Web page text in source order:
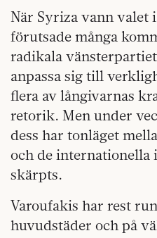
När Syriza vann valet
förutsade många
radikala
anpassa sig till
flera av långivarnas
retorik. Men under
dess har tonläget
och de
skärpts.
Varoufakis har rest
huvudstäder och på